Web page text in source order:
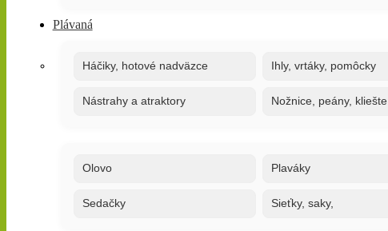
Plávaná
Háčiky, hotové nadväzce Ihly, vrtáky, pomôcky
Nástrahy a atraktory Nožnice, peány, kliešte
Olovo Plaváky
Sedačky Sieťky, saky,